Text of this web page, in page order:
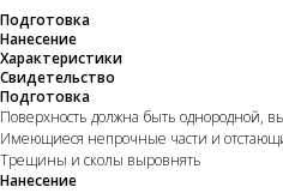
Подготовка
Нанесение
Характеристики
Свидетельство
Подготовка
Поверхность должна быть однородной,
Имеющиеся непрочные части и
Трещины и сколы выровнять
Нанесение